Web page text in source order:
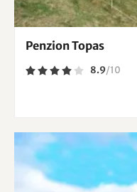
Penzion Topas
8.9/10